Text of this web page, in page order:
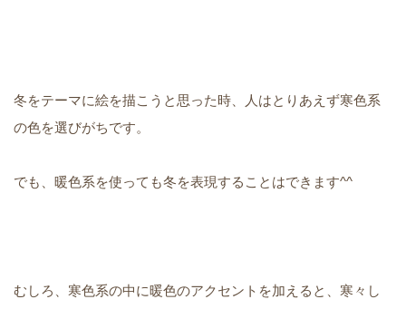
冬をテーマに絵を描こうと思った時、人はとりあえず寒色系
の色を選びがちです。
でも、暖色系を使っても冬を表現することはできます^^
むしろ、寒色系の中に暖色のアクセントを加えると、寒々し